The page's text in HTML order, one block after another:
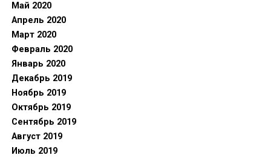
Май 2020
Апрель 2020
Март 2020
Февраль 2020
Январь 2020
Декабрь 2019
Ноябрь 2019
Октябрь 2019
Сентябрь 2019
Август 2019
Июль 2019